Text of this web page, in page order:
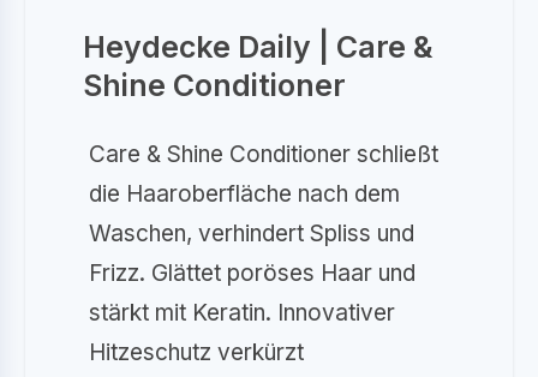
Heydecke Daily | Care &
Shine Conditioner
Care & Shine Conditioner schließt
die Haaroberfläche nach dem
Waschen, verhindert Spliss und
Frizz. Glättet poröses Haar und
stärkt mit Keratin. Innovativer
Hitzeschutz verkürzt